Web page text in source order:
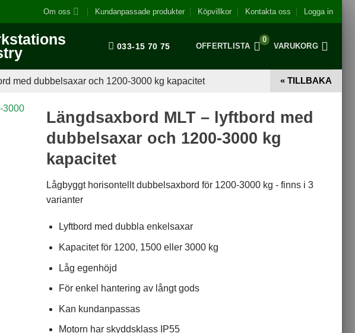
Om oss Kundanpassade produkter Köpvillkor Kontakta oss Logga in
033-15 70 75 OFFERTLISTA
0
VARUKORG
med dubbelsaxar och 1200-3000 kg kapacitet « TILLBAKA
Längdsaxbord MLT – lyftbord med
dubbelsaxar och 1200-3000 kg
kapacitet
Lågbyggt horisontellt dubbelsaxbord för 1200-3000 kg - finns i 3
varianter
Lyftbord med dubbla enkelsaxar
Kapacitet för 1200, 1500 eller 3000 kg
Låg egenhöjd
För enkel hantering av långt gods
Kan kundanpassas
Motorn har skyddsklass IP55